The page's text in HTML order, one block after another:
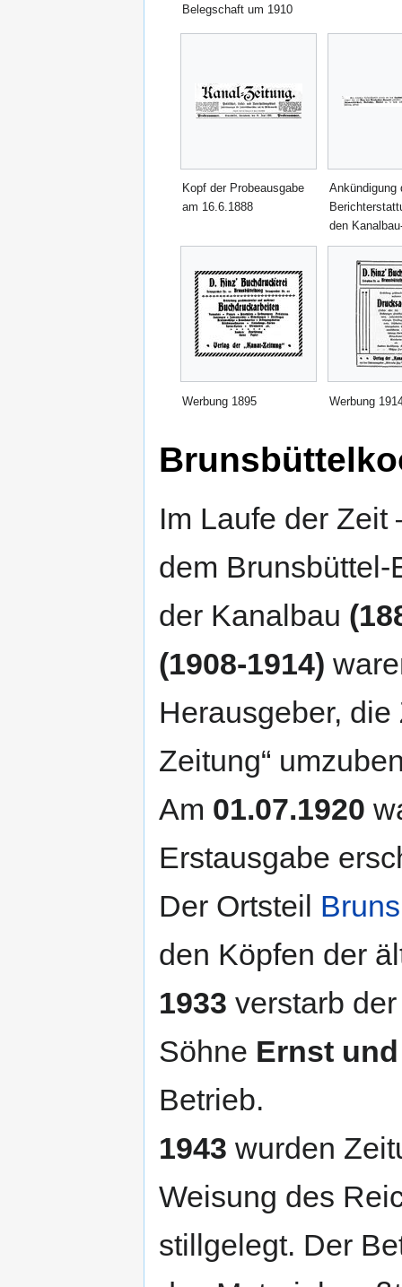
Belegschaft um 1910
Kopf der Probeausgabe
am 16.6.1888
Ankündigung
den
Werbung 1895 Werbung
Im Laufe der
dem
der Kanalbau
(1908-1914)
Herausgeber,
Zeitung“
Am 01.07.1920
Erstausgabe
Der Ortsteil
den Köpfen der
1933 verstarb
Söhne Ernst
Betrieb.
1943 wurden
Weisung des
stillgelegt. Der